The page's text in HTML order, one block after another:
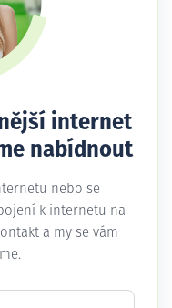
internet
nabídnout
nebo se
k internetu na
a my se vám